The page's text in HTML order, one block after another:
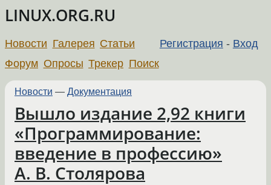
LINUX.ORG.RU
Регистрация - Вход
Новости Галерея Статьи
Форум Опросы Трекер Поиск
Новости — Документация
Вышло издание 2,92 книги
«Программирование:
введение в профессию»
А. В. Столярова